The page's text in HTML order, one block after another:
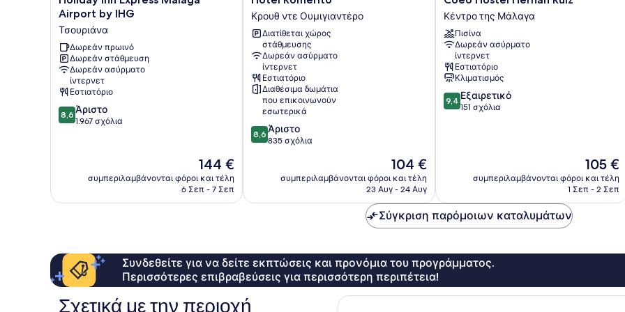
Inn
Express
Malaga
Airport
by
IHG
Τσουριάνα
Airport by IHG
Τσουριάνα
Δωρεάν πρωινό
Δωρεάν στάθμευση
Δωρεάν ασύρματο
ίντερνετ
Εστιατόριο
8.6
στα
8,6 Άριστο
1.967 σχόλια
Η
τιμή
είναι
144 €
συμπεριλαμβάνονται φόροι και τέλη
6 Σεπ - 7 Σεπ
Romerito
Κρουθ
ντε
Ουμιγιαντέρο
Κρουθ ντε Ουμιγιαντέρο
Διατίθεται χώρος
στάθμευσης
Δωρεάν ασύρματο
ίντερνετ
Εστιατόριο
Διαθέσιμα δωμάτια
που επικοινωνούν
εσωτερικά
8.6
στα
8,6 Άριστο
835 σχόλια
Η
τιμή
είναι
104 €
συμπεριλαμβάνονται φόροι και τέλη
23 Αυγ - 24 Αυγ
Hostel
Hernan
Ruiz
Κέντρο
της
Μάλαγα
Κέντρο της Μάλαγα
Πισίνα
Δωρεάν ασύρματο
ίντερνετ
Εστιατόριο
Κλιματισμός
9.4
στα
9,4 Εξαιρετικό
151 σχόλια
Η
τιμή
είναι
105 €
συμπεριλαμβάνονται φόροι και τέλη
1 Σεπ - 2 Σεπ
Σύγκριση παρόμοιων καταλυμάτων
Συνδεθείτε για να δείτε εκπτώσεις και προνόμια του προγράμματος.
Περισσότερες επιβραβεύσεις για περισσότερη περιπέτεια!
Σχετικά με την περιοχή